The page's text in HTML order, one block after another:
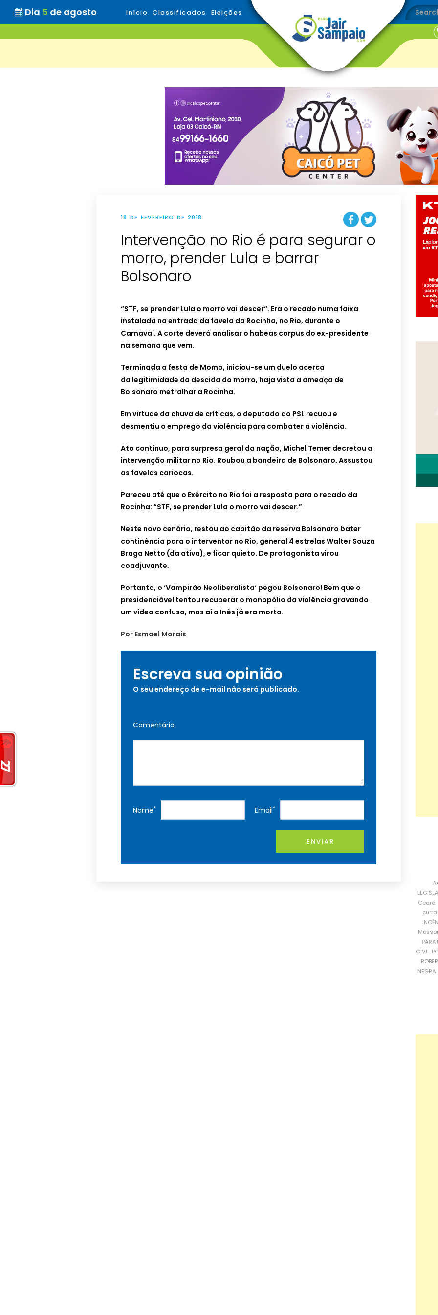
Dia 5 de agosto Início Classificados Eleições
19 DE FEVEREIRO DE 2018
Intervenção no Rio é para segurar o
morro, prender Lula e barrar
Bolsonaro
“STF, se prender Lula o morro vai descer“. Era o recado numa faixa
instalada na entrada da favela da Rocinha, no Rio, durante o
Carnaval. A corte deverá analisar o habeas corpus do ex-presidente
na semana que vem.
Terminada a festa de Momo, iniciou-se um duelo acerca
da legitimidade da descida do morro, haja vista a ameaça de
Bolsonaro metralhar a Rocinha.
Em virtude da chuva de críticas, o deputado do PSL recuou e
desmentiu o emprego da violência para combater a violência.
Ato contínuo, para surpresa geral da nação, Michel Temer decretou a
intervenção militar no Rio. Roubou a bandeira de Bolsonaro. Assustou
as favelas cariocas.
Pareceu até que o Exército no Rio foi a resposta para o recado da
Rocinha: “STF, se prender Lula o morro vai descer.”
Neste novo cenário, restou ao capitão da reserva Bolsonaro bater
continência para o interventor no Rio, general 4 estrelas Walter Souza
Braga Netto (da ativa), e ficar quieto. De protagonista virou
coadjuvante.
Portanto, o ‘Vampirão Neoliberalista‘ pegou Bolsonaro! Bem que o
presidenciável tentou recuperar o monopólio da violência gravando
um vídeo confuso, mas aí a Inês já era morta.
Por Esmael Morais
Escreva sua opinião
O seu endereço de e-mail não será publicado.
Comentário
Nome* Email*
ENVIAR
Ceará
CIVIL
NEGRA